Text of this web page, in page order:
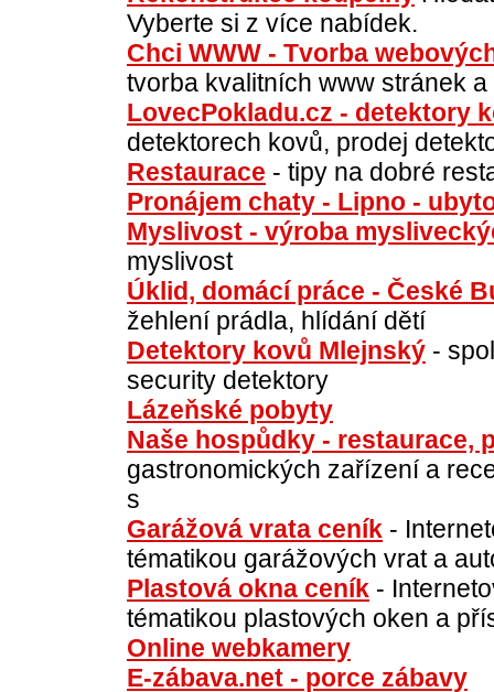
Vyberte si z více nabídek.
Chci WWW - Tvorba
tvorba kvalitních www stránek
LovecPokladu.cz - detektory
detektorech kovů, prodej
Restaurace - tipy na dobré
Pronájem chaty - Lipno -
Myslivost - výroba
myslivost
Úklid, domácí práce - České
žehlení prádla, hlídání dětí
Detektory kovů Mlejnský -
security detektory
Lázeňské pobyty
Naše hospůdky - restaurace,
gastronomických zařízení a
s
Garážová vrata ceník -
tématikou garážových vrat a
Plastová okna ceník -
tématikou plastových oken a
Online webkamery
E-zábava.net - porce zábavy